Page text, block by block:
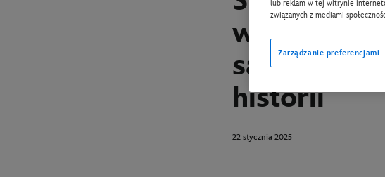
w
satyrze
historii
22 stycznia 2025
lub reklam w tej witrynie
związanych z mediami
Zarządzanie preferencjami